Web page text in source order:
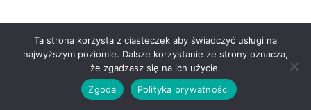
Ta strona korzysta z ciasteczek aby świadczyć usługi na
najwyższym poziomie. Dalsze korzystanie ze strony oznacza,
że zgadzasz się na ich użycie.
Zgoda
Polityka prywatności